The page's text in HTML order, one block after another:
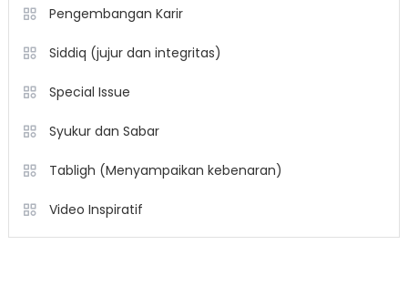
Pengembangan Karir
Siddiq (jujur dan integritas)
Special Issue
Syukur dan Sabar
Tabligh (Menyampaikan kebenaran)
Video Inspiratif